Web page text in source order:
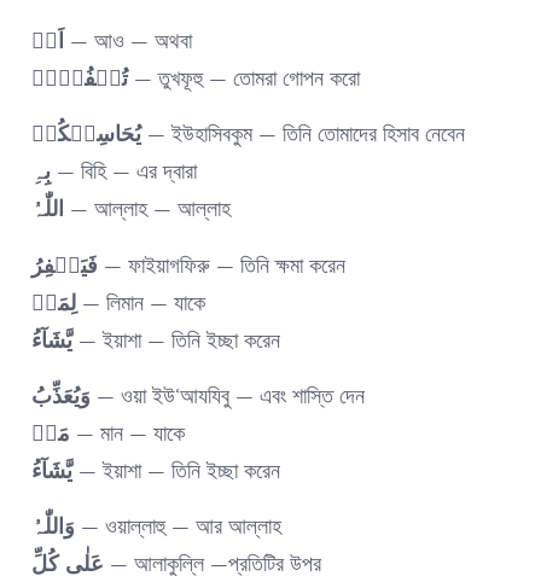
اَوۡ — আও — অথবা
تُخۡفُوۡہُ— তুখফূহু — তোমরা গোপন করো
یُحَاسِبۡکُمۡ— ইউহাসিবকুম — তিনি তোমাদের হিসাব নেবেন
بِہِ— বিহি — এর দ্বারা
اللّٰہُ — আল্লাহ — আল্লাহ
فَیَغۡفِرُ — ফাইয়াগফিরু — তিনি ক্ষমা করেন
لِمَنۡ— লিমান — যাকে
یَّشَآءُ— ইয়াশা — তিনি ইচ্ছা করেন
وَیُعَذِّبُ — ওয়া ইউ‘আযযিবু — এবং শাস্তি দেন
مَنۡ — মান — যাকে
یَّشَآءُ— ইয়াশা — তিনি ইচ্ছা করেন
وَاللّٰہُ — ওয়াল্লাহু — আর আল্লাহ
عَلٰی کُلِّ — আলাকুল্লি —প্রতিটির উপর